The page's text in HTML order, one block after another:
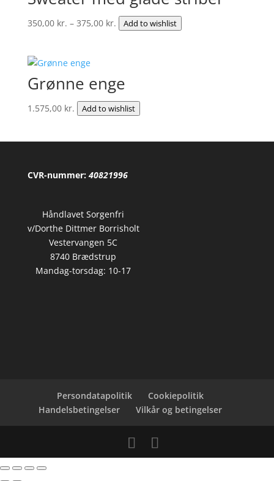
350,00 kr. – 375,00 kr.Prisinterval:
Add to wishlist
Grønne enge
1.575,00 kr. Add to wishlist
CVR-nummer: 40821996
Håndlavet Sorgenfri
v/Dorthe Dittmer Borrisholt
Vestervangen 5C
8740 Brædstrup
Mandag-torsdag: 10-17
Persondatapolitik
Cookiepolitik
Handelsbetingelser
Vilkår og betingelser